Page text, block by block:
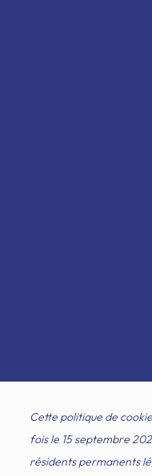
Cette politique de
fois le 15 septembre
résidents permanents